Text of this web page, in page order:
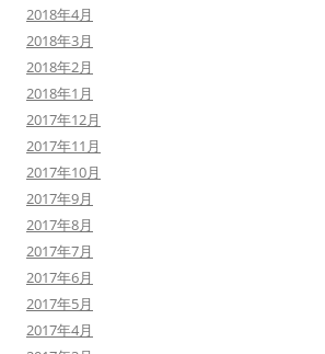
2018年4月
2018年3月
2018年2月
2018年1月
2017年12月
2017年11月
2017年10月
2017年9月
2017年8月
2017年7月
2017年6月
2017年5月
2017年4月